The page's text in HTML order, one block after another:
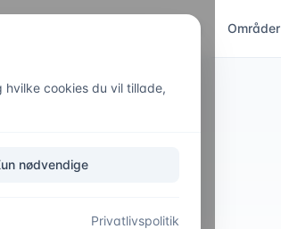
Områder
cookies du vil tillade,
nødvendige
Privatlivspolitik